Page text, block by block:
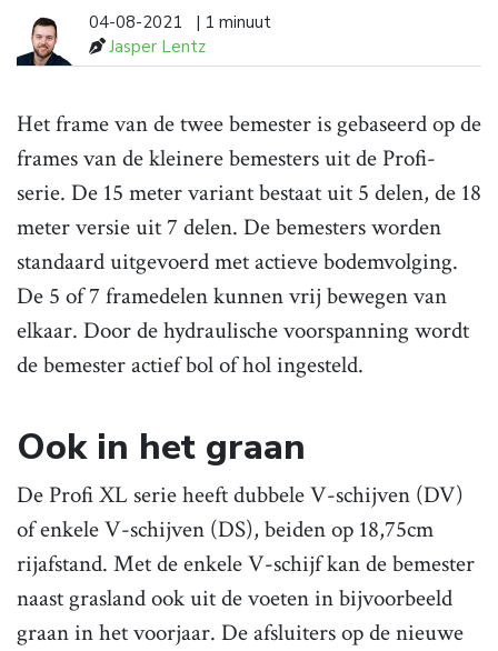
04-08-2021
| 1 minuut
Jasper Lentz
Het frame van de twee bemester is gebaseerd op de
frames van de kleinere bemesters uit de Profi-
serie. De 15 meter variant bestaat uit 5 delen, de 18
meter versie uit 7 delen. De bemesters worden
standaard uitgevoerd met actieve bodemvolging.
De 5 of 7 framedelen kunnen vrij bewegen van
elkaar. Door de hydraulische voorspanning wordt
de bemester actief bol of hol ingesteld.
Ook in het graan
De Profi XL serie heeft dubbele V-schijven (DV)
of enkele V-schijven (DS), beiden op 18,75cm
rijafstand. Met de enkele V-schijf kan de bemester
naast grasland ook uit de voeten in bijvoorbeeld
graan in het voorjaar. De afsluiters op de nieuwe